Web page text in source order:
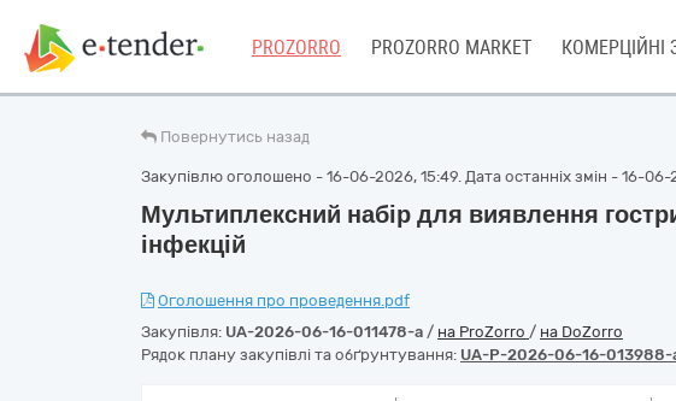
PROZORRO PROZORRO MARKET КОМЕРЦІЙНІ
Повернутись назад
Закупівлю оголошено - 16-06-2026, 15:49. Дата останніх змін - 16-06-
Мультиплексний набір для виявлення
інфекцій
Оголошення про проведення.pdf
Закупівля: UA-2026-06-16-011478-a / на ProZorro / на DoZorro
Рядок плану закупівлі та обґрунтування: UA-P-2026-06-16-013988-